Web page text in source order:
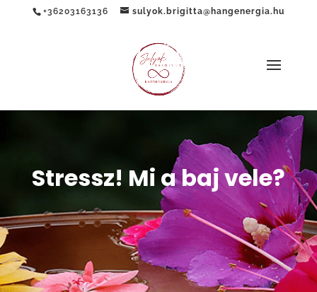
+36203163136 sulyok.brigitta@hangenergia.hu
Stressz! Mi a baj vele?